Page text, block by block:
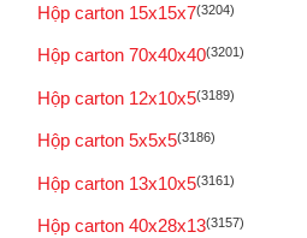
Hộp carton 15x15x7(3204)
Hộp carton 70x40x40(3201)
Hộp carton 12x10x5(3189)
Hộp carton 5x5x5(3186)
Hộp carton 13x10x5(3161)
Hộp carton 40x28x13(3157)